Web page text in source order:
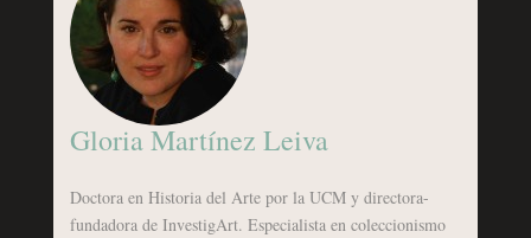
Gloria Martínez Leiva
Doctora en Historia del Arte por la UCM y directora-
fundadora de InvestigArt. Especialista en coleccionismo